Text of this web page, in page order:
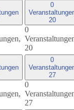
0
20
0
20
0
27
0
27